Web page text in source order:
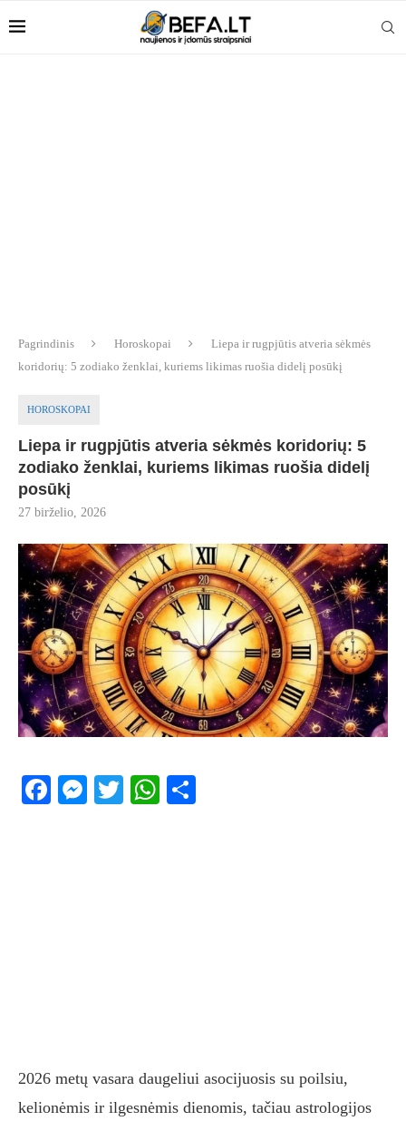
Pagrindinis Horoskopai
Liepa ir rugpjūtis atveria sėkmės
koridorių: 5 zodiako ženklai, kuriems likimas ruošia didelį posūkį
HOROSKOPAI
Liepa ir rugpjūtis atveria sėkmės koridorių: 5
zodiako ženklai, kuriems likimas ruošia didelį
posūkį
27 birželio, 2026
Facebook
Messenger
TwitterWhatsApp
2026 metų vasara daugeliui asocijuosis su poilsiu,
kelionėmis ir ilgesnėmis dienomis, tačiau astrologijos